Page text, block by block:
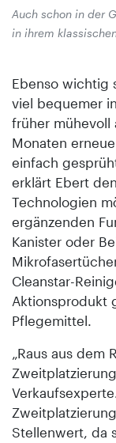
Auch schon in der
in ihrem
Ebenso wichtig
viel bequemer
früher mühevoll
Monaten
einfach
erklärt Ebert
Technologien
ergänzenden
Kanister oder
Cleanstar-
Aktionsprodukt
Pflegemittel.
„Raus aus dem
Stellenwert, da